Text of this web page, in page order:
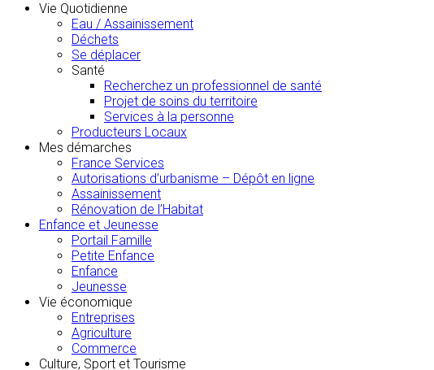
Vie Quotidienne
Eau / Assainissement
Déchets
Se déplacer
Santé
Recherchez un professionnel de santé
Projet de soins du territoire
Services à la personne
Producteurs Locaux
Mes démarches
France Services
Autorisations d’urbanisme – Dépôt en ligne
Assainissement
Rénovation de l’Habitat
Enfance et Jeunesse
Portail Famille
Petite Enfance
Enfance
Jeunesse
Vie économique
Entreprises
Agriculture
Commerce
Culture, Sport et Tourisme